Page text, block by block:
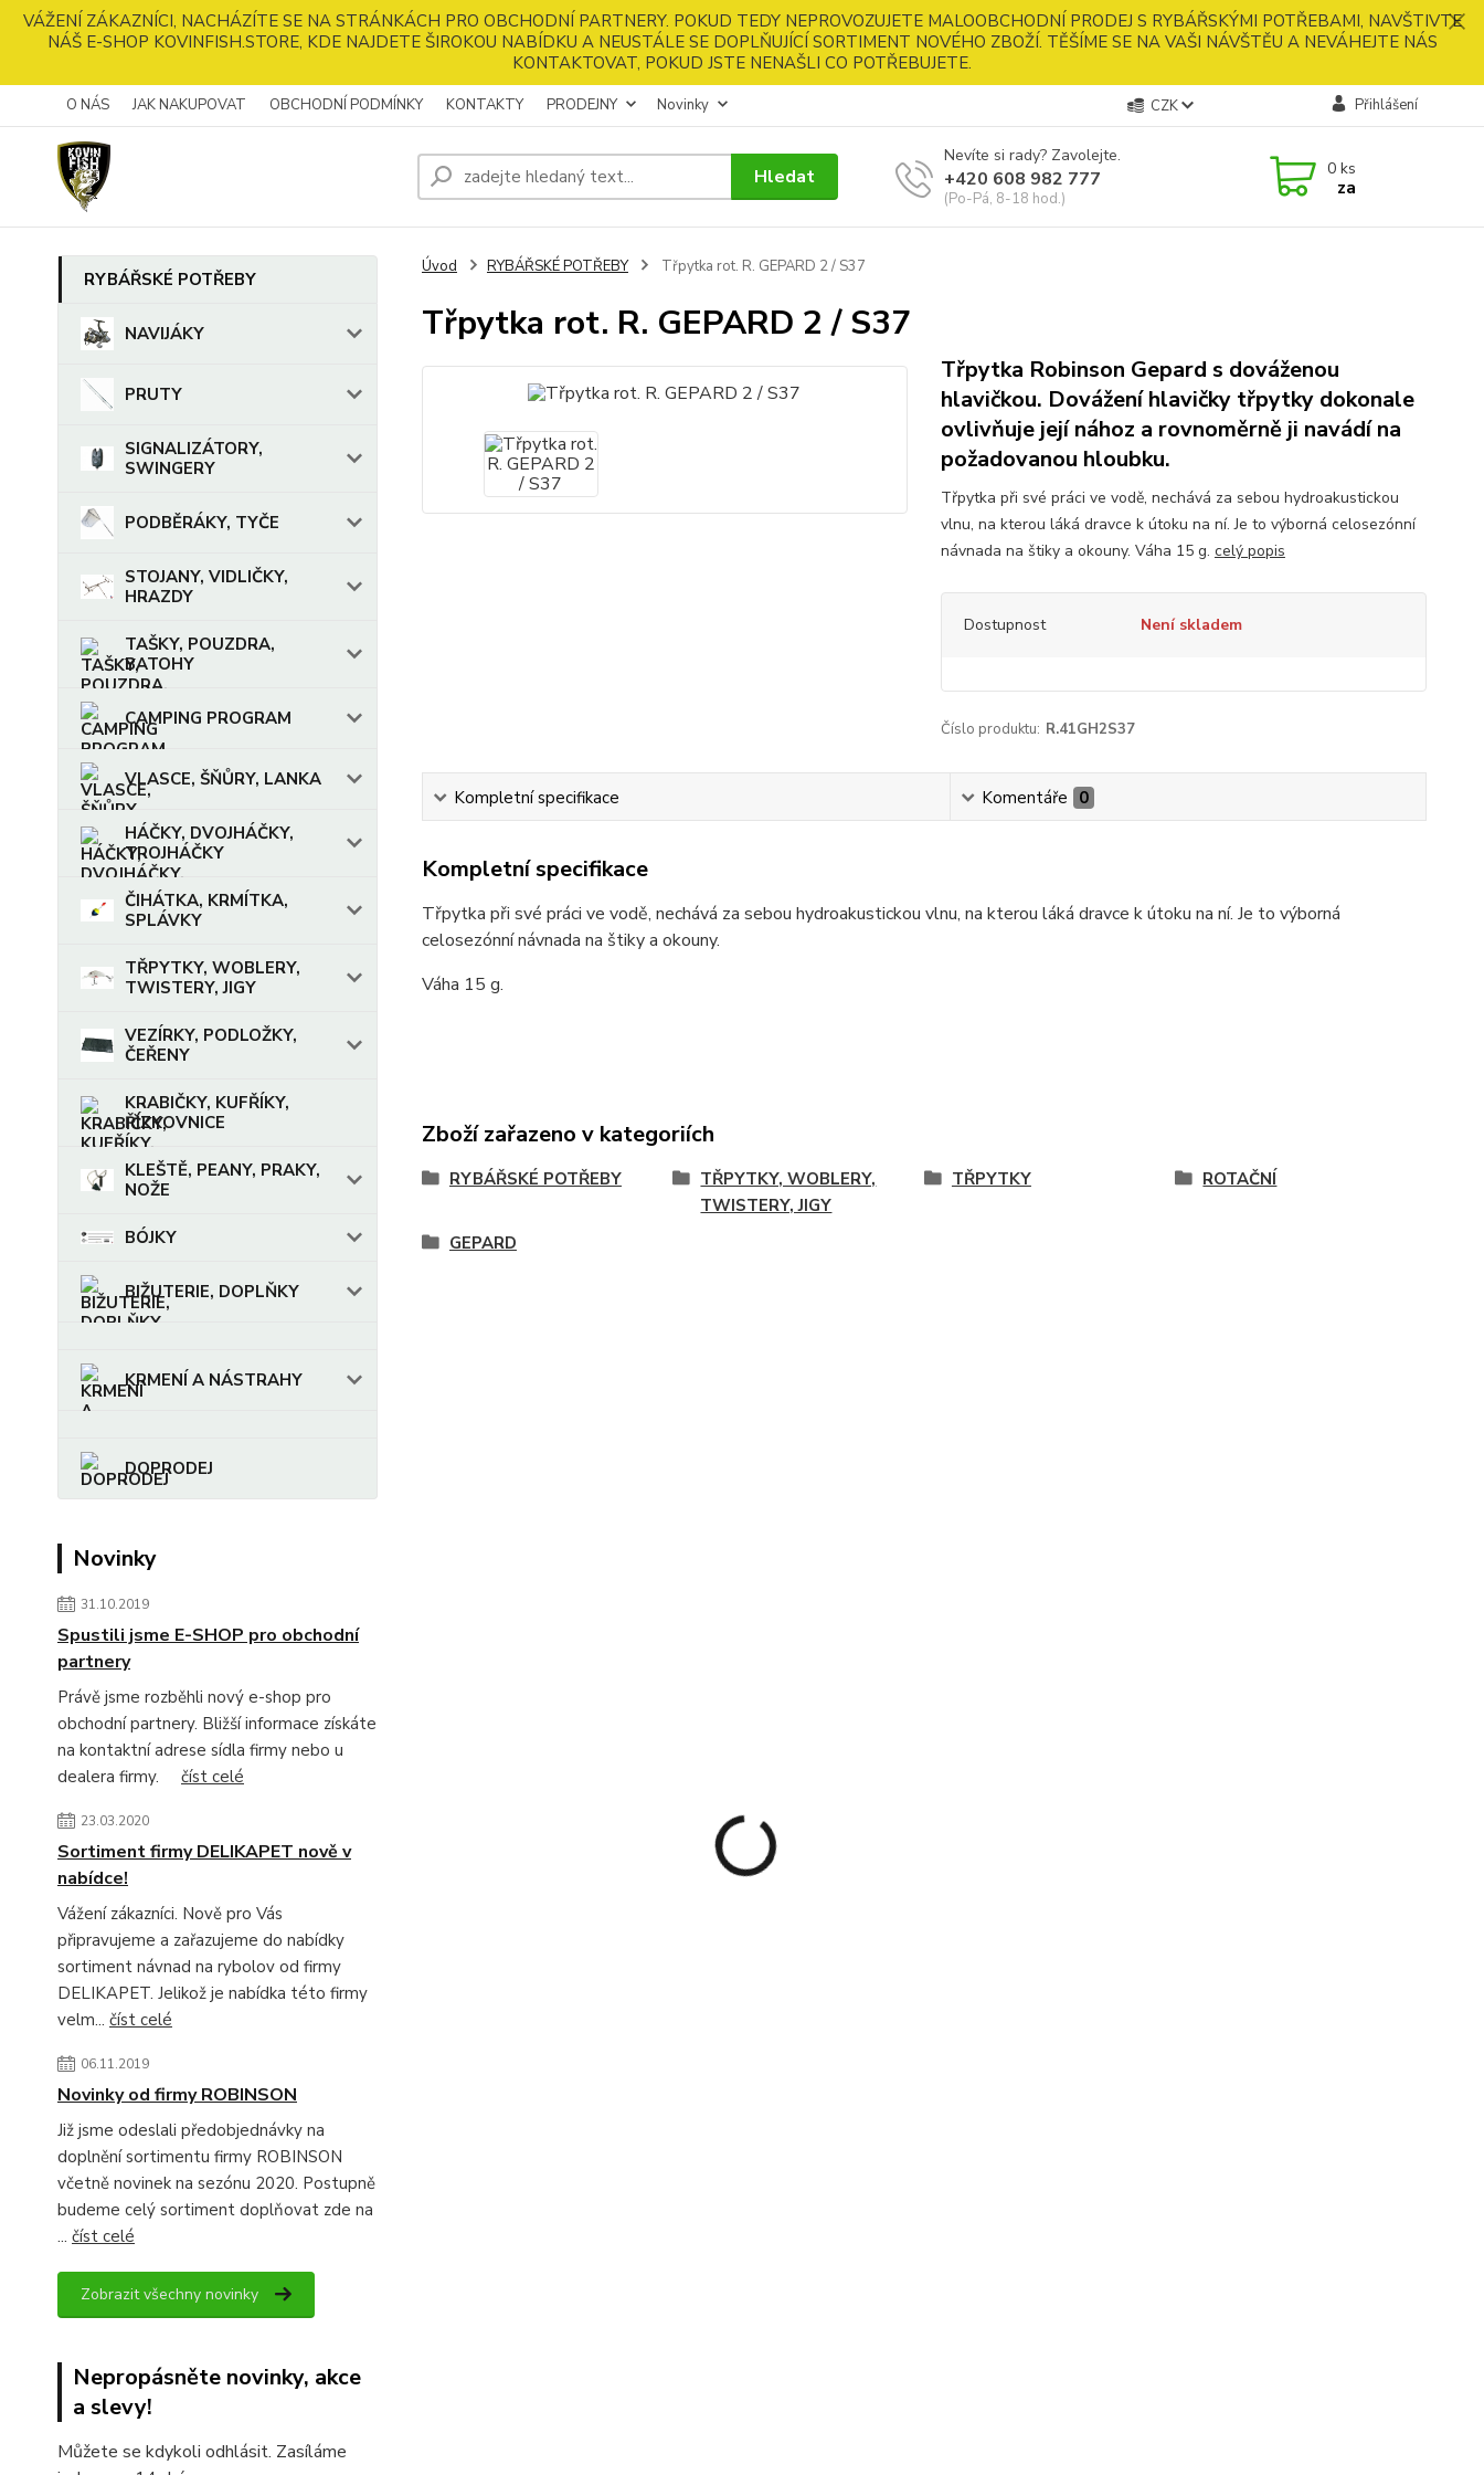
VÁŽENÍ ZÁKAZNÍCI, NACHÁZÍTE SE NA STRÁNKÁCH PRO OBCHODNÍ PARTNERY. POKUD TEDY NEPROVOZUJETE MALOOBCHODNÍ PRODEJ S RYBÁŘSKÝMI POTŘEBAMI, NAVŠTIVTE
NÁŠ E-SHOP KOVINFISH.STORE, KDE NAJDETE ŠIROKOU NABÍDKU A NEUSTÁLE SE DOPLŇUJÍCÍ SORTIMENT NOVÉHO ZBOŽÍ. TĚŠÍME SE NA VAŠI NÁVŠTĚU A NEVÁHEJTE NÁS
KONTAKTOVAT, POKUD JSTE NENAŠLI CO POTŘEBUJETE.
O NÁS JAK NAKUPOVAT OBCHODNÍ PODMÍNKY KONTAKTY PRODEJNY Novinky CZK Přihlášení
Hledat
Nevíte si rady? Zavolejte.
+420 608 982 777
(Po-Pá, 8-18 hod.)
0 ks
za
RYBÁŘSKÉ POTŘEBY
NAVIJÁKY
PRUTY
SIGNALIZÁTORY,
SWINGERY
PODBĚRÁKY, TYČE
STOJANY, VIDLIČKY,
HRAZDY
TAŠKY, POUZDRA,
BATOHY
CAMPING PROGRAM
VLASCE, ŠŇŮRY, LANKA
HÁČKY, DVOJHÁČKY,
TROJHÁČKY
ČIHÁTKA, KRMÍTKA,
SPLÁVKY
TŘPYTKY, WOBLERY,
TWISTERY, JIGY
VEZÍRKY, PODLOŽKY,
ČEŘENY
KRABIČKY, KUFŘÍKY,
ŘÍZKOVNICE
KLEŠTĚ, PEANY, PRAKY,
NOŽE
BÓJKY
BIŽUTERIE, DOPLŇKY
KRMENÍ A NÁSTRAHY
DOPRODEJ
Novinky
31.10.2019
Spustili jsme E-SHOP pro obchodní
partnery
Právě jsme rozběhli nový e-shop pro
obchodní partnery. Bližší informace získáte
na kontaktní adrese sídla firmy nebo u
dealera firmy. číst celé
23.03.2020
Sortiment firmy DELIKAPET nově v
nabídce!
Vážení zákazníci. Nově pro Vás
připravujeme a zařazujeme do nabídky
sortiment návnad na rybolov od firmy
DELIKAPET. Jelikož je nabídka této firmy
velm... číst celé
06.11.2019
Novinky od firmy ROBINSON
Již jsme odeslali předobjednávky na
doplnění sortimentu firmy ROBINSON
včetně novinek na sezónu 2020. Postupně
budeme celý sortiment doplňovat zde na
... číst celé
Zobrazit všechny novinky
Nepropásněte novinky, akce
a slevy!
Můžete se kdykoli odhlásit. Zasíláme
Úvod RYBÁŘSKÉ POTŘEBY Třpytka rot. R. GEPARD 2 / S37
Třpytka rot. R. GEPARD 2 / S37
Třpytka Robinson Gepard s dováženou
hlavičkou. Dovážení hlavičky třpytky dokonale
ovlivňuje její nához a rovnoměrně ji navádí na
požadovanou hloubku.
Třpytka při své práci ve vodě, nechává za sebou hydroakustickou
vlnu, na kterou láká dravce k útoku na ní. Je to výborná celosezónní
návnada na štiky a okouny. Váha 15 g. celý popis
Dostupnost Není skladem
Číslo produktu: R.41GH2S37
Kompletní specifikace Komentáře 0
Kompletní specifikace
Třpytka při své práci ve vodě, nechává za sebou hydroakustickou vlnu, na kterou láká dravce k útoku na ní. Je to výborná
celosezónní návnada na štiky a okouny.
Váha 15 g.
Zboží zařazeno v kategoriích
RYBÁŘSKÉ POTŘEBY
TŘPYTKY, WOBLERY,
TWISTERY, JIGY
TŘPYTKY ROTAČNÍ
GEPARD